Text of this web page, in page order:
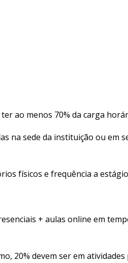
ao menos 70% da carga
na sede da instituição ou em
físicos e frequência a
+ aulas online em
20% devem ser em